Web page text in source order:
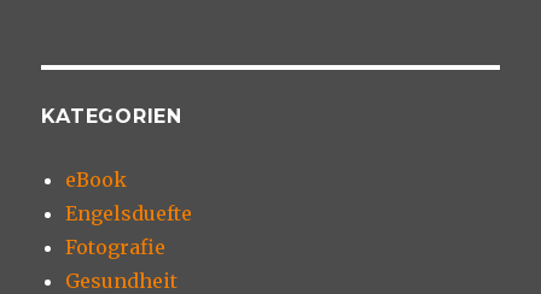
KATEGORIEN
eBook
Engelsduefte
Fotografie
Gesundheit